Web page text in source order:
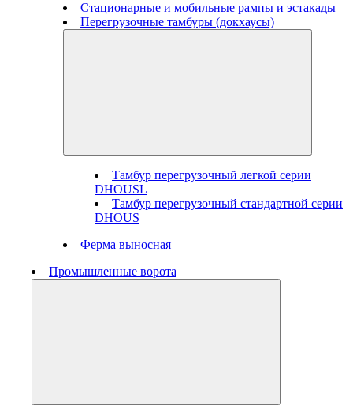
Стационарные и мобильные рампы и эстакады
Перегрузочные тамбуры (докхаусы)
Тамбур перегрузочный легкой серии
DHOUSL
Тамбур перегрузочный стандартной серии
DHOUS
Ферма выносная
Промышленные ворота